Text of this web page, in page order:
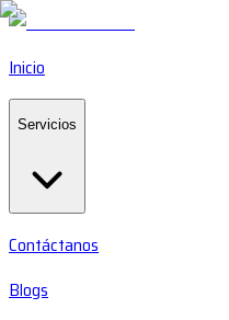
Inicio
Servicios
Contáctanos
Blogs